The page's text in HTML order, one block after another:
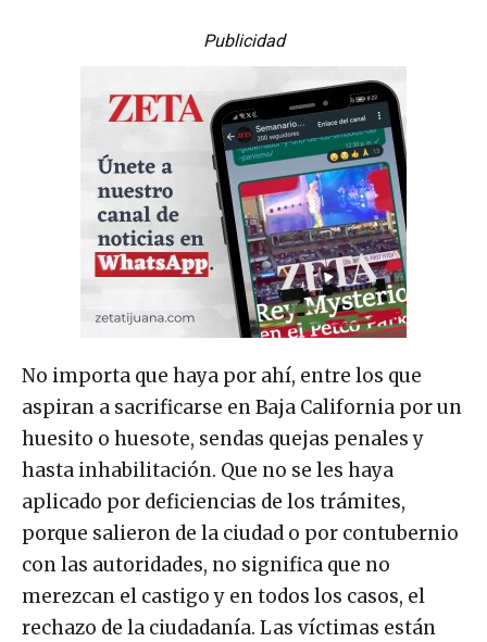
Publicidad
No importa que haya por ahí, entre los que
aspiran a sacrificarse en Baja California por un
huesito o huesote, sendas quejas penales y
hasta inhabilitación. Que no se les haya
aplicado por deficiencias de los trámites,
porque salieron de la ciudad o por contubernio
con las autoridades, no significa que no
merezcan el castigo y en todos los casos, el
rechazo de la ciudadanía. Las víctimas están